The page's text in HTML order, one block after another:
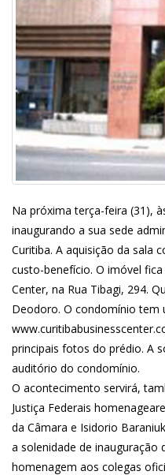
Na próxima terça-feira (31),
inaugurando a sua sede
Curitiba. A aquisição da sala
custo-benefício. O imóvel
Center, na Rua Tibagi, 294.
Deodoro. O condomínio tem
principais fotos do prédio. A
auditório do condomínio.
O acontecimento servirá,
Justiça Federais
da Câmara e Isidorio
a solenidade de inauguração
homenagem aos colegas